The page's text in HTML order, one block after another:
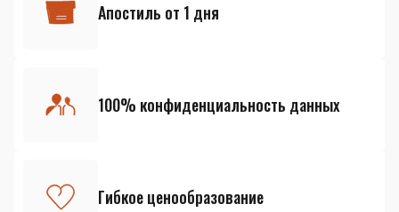
Апостиль от 1 дня
100% конфиденциальность данных
Гибкое ценообразование